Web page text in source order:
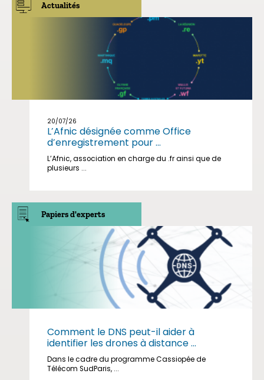
Actualités
20/07/26
L’Afnic désignée comme Office
d’enregistrement pour ...
L’Afnic, association en charge du .fr ainsi que de
plusieurs ...
Papiers d'experts
Comment le DNS peut-il aider à
identifier les drones à distance ...
Dans le cadre du programme Cassiopée de
Télécom SudParis, ...